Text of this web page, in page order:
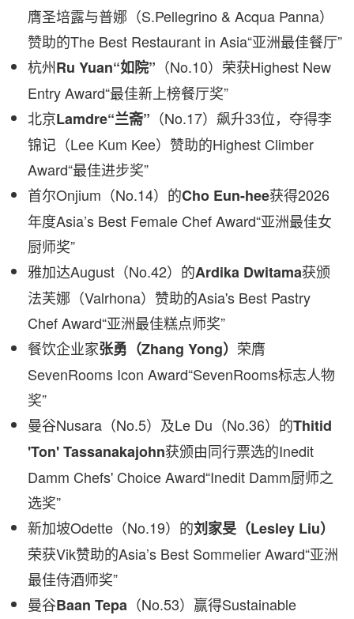
膺圣培露与普娜（S.Pellegrino & Acqua Panna）
赞助的The Best Restaurant in Asia“亚洲最佳餐厅”
杭州Ru Yuan“如院” （No.10）荣获Highest New
Entry Award“最佳新上榜餐厅奖”
北京Lamdre“兰斋” （No.17）飙升33位，夺得李
锦记（Lee Kum Kee）赞助的Highest Climber
Award“最佳进步奖”
首尔Onjium （No.14）的Cho Eun-hee获得2026
年度Asia’s Best Female Chef Award“亚洲最佳女
厨师奖”
雅加达August （No.42）的Ardika Dwitama获颁
法芙娜（Valrhona）赞助的Asia's Best Pastry
Chef Award“亚洲最佳糕点师奖”
餐饮企业家张勇（Zhang Yong） 荣膺
SevenRooms Icon Award“SevenRooms标志人物
奖”
曼谷Nusara （No.5）及Le Du （No.36）的Thitid
'Ton' Tassanakajohn获颁由同行票选的Inedit
Damm Chefs' Choice Award“Inedit Damm厨师之
选奖”
新加坡Odette （No.19）的刘家旻（Lesley Liu）
荣获Vik赞助的Asia’s Best Sommelier Award“亚洲
最佳侍酒师奖”
曼谷Baan Tepa （No.53）赢得Sustainable